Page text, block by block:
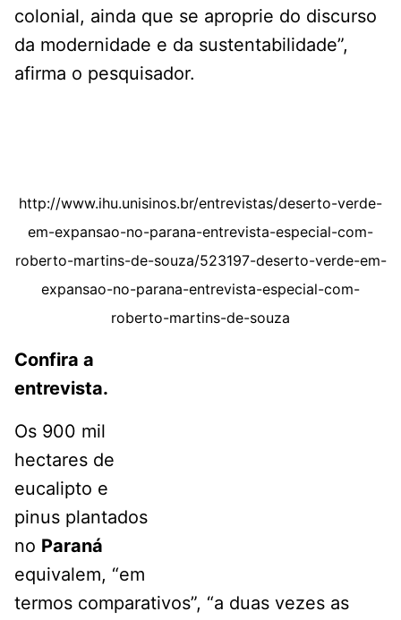
colonial, ainda que se aproprie do discurso
da modernidade e da sustentabilidade”,
afirma o pesquisador.
http://www.ihu.unisinos.br/entrevistas/deserto-verde-
em-expansao-no-parana-entrevista-especial-com-
roberto-martins-de-souza/523197-deserto-verde-em-
expansao-no-parana-entrevista-especial-com-
roberto-martins-de-souza
Confira a
entrevista.
Os 900 mil
hectares de
eucalipto e
pinus plantados
no Paraná
equivalem, “em
termos comparativos”, “a duas vezes as